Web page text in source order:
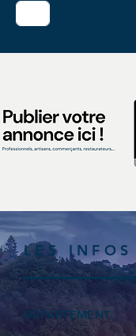
LES INFOS
DÉPARTEMENT